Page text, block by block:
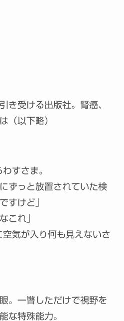
引き受ける出版社。腎癌、
（以下略）
すさま。
ずっと放置されていた検
すけど」
これ」
気が入り何も見えないさ
。一瞥しただけで視野を
な特殊能力。